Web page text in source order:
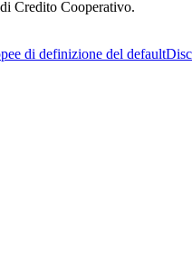
Credito Cooperativo.
di definizione del default